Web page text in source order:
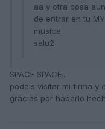
aa y otra cosa
de entrar en tu
musica.
salu2
SPACE SPACE...
podeis visitar mi firma y
gracias por haberlo